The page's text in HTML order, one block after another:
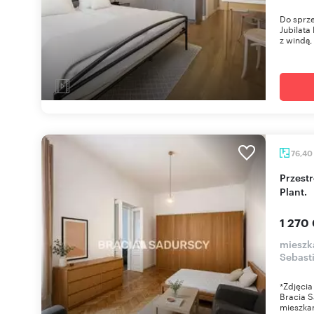
Do
Jubilata
z
76,40
Przestronne 2 pok. z możliwością podziału, blisko
Plant.
1 270
Bracia